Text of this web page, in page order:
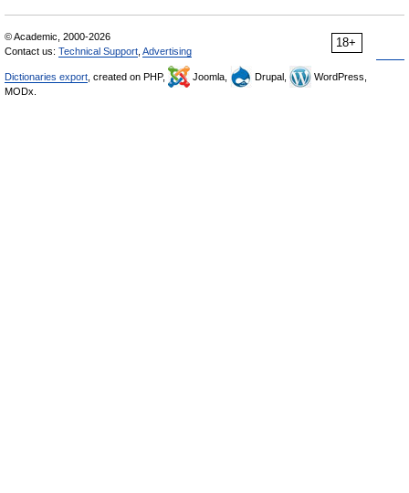
18+
© Academic, 2000-2026
Contact us: Technical Support Advertising
Dictionaries export , created on PHP, Joomla, Drupal,
WordPress,
MODx.